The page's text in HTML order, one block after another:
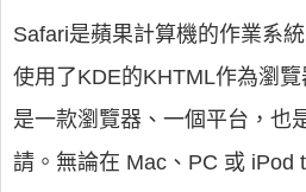
Safari是蘋果計算機的作業系
使用了KDE的KHTML作為瀏
是一款瀏覽器、一個平台，也
請。無論在 Mac、PC 或 iPod